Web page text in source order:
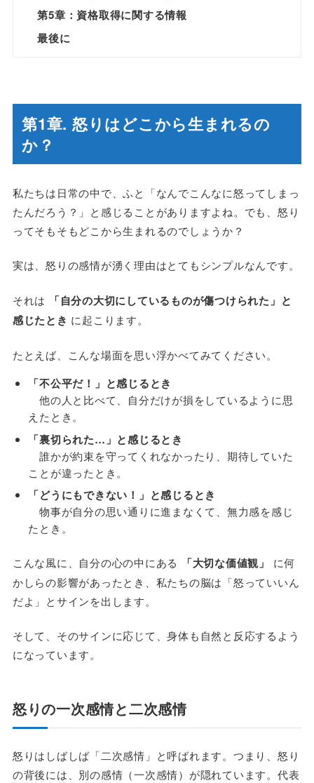
第5章：資格取得に関する情報
最後に
第1章. 怒りはどこから生まれるの
か？
私たちは日常の中で、ふと「なんでこんなに怒ってしまっ
たんだろう？」と感じることがありますよね。でも、怒り
ってそもそもどこから生まれるのでしょうか？
実は、怒りの感情が湧く理由はとてもシンプルなんです。
それは
「自分の大切にしているものが傷つけられた」と
感じたとき に起こります。
たとえば、こんな場面を思い浮かべてみてください。
「不公平だ！」と感じるとき
他の人と比べて、自分だけが損をしているように思
えたとき。
「裏切られた…」と感じるとき
誰かが約束を守ってくれなかったり、期待していた
ことが違ったとき。
「どうにもできない！」と感じるとき
物事が自分の思い通りに進まなくて、無力感を感じ
たとき。
こんな風に、自分の心の中にある 「大切な価値観」
に何
かしらの影響があったとき、私たちの脳は「怒っていいん
だよ」とサインを出します。
そして、そのサインに応じて、身体も自然と反応するよう
になっています。
怒りの一次感情と二次感情
怒りはしばしば「二次感情」と呼ばれます。つまり、怒り
の背後には、別の感情（一次感情）が隠れています。代表